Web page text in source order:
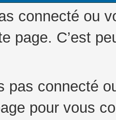
connecté ou
page. C’est
pas connecté
pour vous